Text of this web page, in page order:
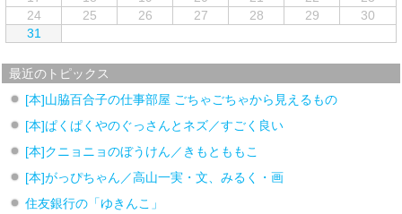
24
25 26 27 28 29
30
31
最近のトピックス
[本]山脇百合子の仕事部屋 ごちゃごちゃから見えるもの
[本]ぱくぱくやのぐっさんとネズ／すごく良い
[本]クニョニョのぼうけん／きもとももこ
[本]がっぴちゃん／高山一実・文、みるく・画
住友銀行の「ゆきんこ」